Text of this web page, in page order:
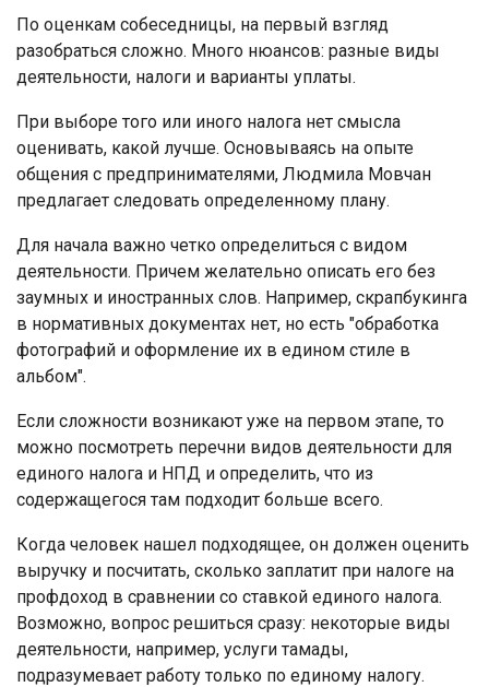
По оценкам собеседницы, на первый взгляд
разобраться сложно. Много нюансов: разные виды
деятельности, налоги и варианты уплаты.
При выборе того или иного налога нет смысла
оценивать, какой лучше. Основываясь на опыте
общения с предпринимателями, Людмила Мовчан
предлагает следовать определенному плану.
Для начала важно четко определиться с видом
деятельности. Причем желательно описать его без
заумных и иностранных слов. Например, скрапбукинга
в нормативных документах нет, но есть "обработка
фотографий и оформление их в едином стиле в
альбом".
Если сложности возникают уже на первом этапе, то
можно посмотреть перечни видов деятельности для
единого налога и НПД и определить, что из
содержащегося там подходит больше всего.
Когда человек нашел подходящее, он должен оценить
выручку и посчитать, сколько заплатит при налоге на
профдоход в сравнении со ставкой единого налога.
Возможно, вопрос решиться сразу: некоторые виды
деятельности, например, услуги тамады,
подразумевает работу только по единому налогу.